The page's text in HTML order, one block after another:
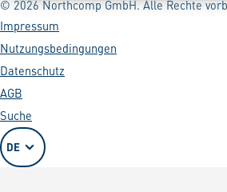
© 2026 Northcomp GmbH. Alle Rechte
Impressum
Nutzungsbedingungen
Datenschutz
AGB
Suche
DE